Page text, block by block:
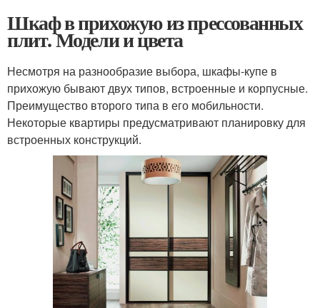
Шкаф в прихожую из прессованных
плит. Модели и цвета
Несмотря на разнообразие выбора, шкафы-купе в
прихожую бывают двух типов, встроенные и корпусные.
Преимущество второго типа в его мобильности.
Некоторые квартиры предусматривают планировку для
встроенных конструкций.